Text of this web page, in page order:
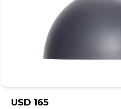
USD 165